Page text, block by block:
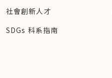
社會創新人才
SDGs 科系指南